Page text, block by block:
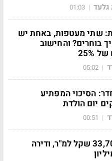
גלעד |
01:03
שתי מעטפות, באחת יש
בוחרים? והחישוב
|
05:02
הסיכוי המפתיע
יום הולדת
|
00:51
רמת יוסף: 33,700 שקל למ"ר, ודירה